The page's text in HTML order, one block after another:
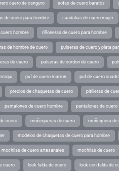
cuero de canguro sofas de cuero baratos
de cuero para hombre sandalias de cuero mujer
hombre riñoneras de cuero para hombre
de hombre de cuero pulseras de cuero y plata
de cuero pulseras de cordon de cuero
puf de cuero marron puf de cuero
precios de chaquetas de cuero pitilleras de
pantalones de cuero hombre pantalones de cuero
cuero muñequeras de cuero muñequera de
modelos de chaquetas de cuero para hombre
mochilas de cuero artesanales mochilas de cuero
cuero look falda de cuero look con falda de